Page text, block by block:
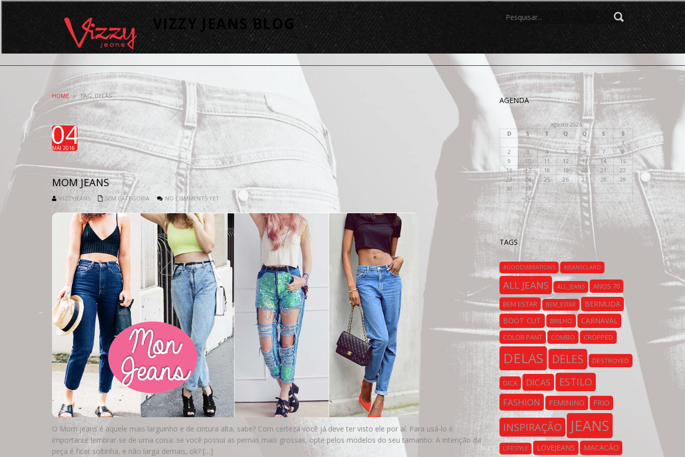
VIZZY JEANS BLOG
PROCURAR
HOME » TAG: DELAS
04
MAI 2016
MOM JEANS
VIZZYJEANS SEM CATEGORIA NO COMMENTS YET
O Mom jeans é aquele mais larguinho e de cintura alta, sabe? Com certeza você já deve ter visto ele por aí. Para usá-lo é
importante lembrar-se de uma coisa: se você possui as pernas mais grossas, opte pelos modelos do seu tamanho. A intenção da
peça é ficar soltinha, e não larga demais, ok? […]
AGENDA
agosto 2026
D
S T Q Q S S
« jun
1
2
3 4 5 6 7
8
9
10 11 12 13 14
15
16
17 18 19 20 21
22
23
24 25 26 27 28
29
30
31
TAGS
#GOODVIBRATIONS #JEANSCLARO
ALL JEANS ALL_JEANS
ANOS 70
BEM ESTAR
BEM_ESTAR
BERMUDA
BOOT CUT
BRILHO CARNAVAL
COLOR PANT COMBO CROPPED
DELAS DELES DESTROYED
DICA DICAS ESTILO
FASHION FEMININO FRIO
INSPIRAÇÃO JEANS
LIFESTYLE LOVEJEANS MACACÃO